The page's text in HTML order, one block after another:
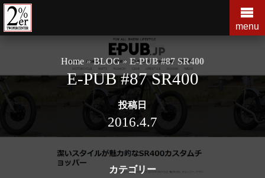
コ
ン
テ
の
menu
Home »BLOG» E-PUB #87 SR400
E-PUB #87 SR400
投稿日
2016.4.7
カテゴリー